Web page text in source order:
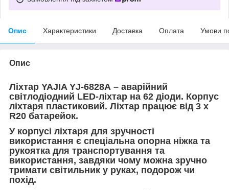
Опис Характеристики Доставка Оплата Умови
Опис
Ліхтар YAJIA YJ-6828А – аварійний
світлодіодний LED-ліхтар на 62 діоди. Корпус
ліхтаря пластиковий. Ліхтар працює від 3 х
R20 батарейок.
У корпусі ліхтаря для зручності
використання є спеціальна опорна ніжка та
рукоятка для транспортування та
використання, завдяки чому можна зручно
тримати світильник у руках, подорож чи
похід.